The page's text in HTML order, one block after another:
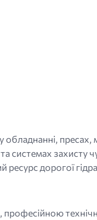
пресах,
захисту
дорогої